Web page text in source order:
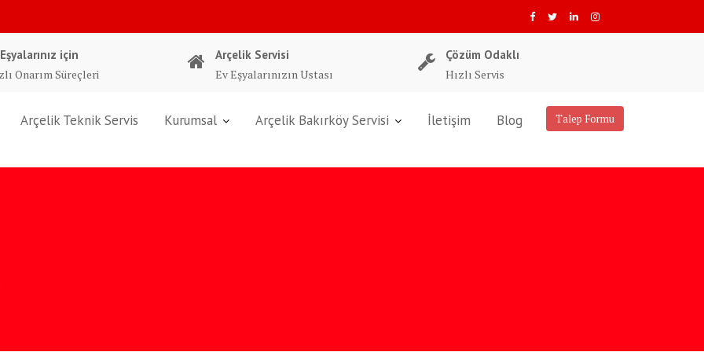
için
Onarım Süreçleri
Arçelik Servisi
Ev Eşyalarınızın Ustası
Çözüm Odaklı
Hızlı Servis
Talep Formu
Arçelik Teknik Servis Kurumsal Arçelik Bakırköy Servisi İletişim Blog